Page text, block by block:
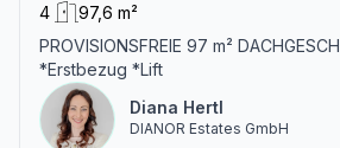
4
97,6 m²
PROVISIONSFREIE 97 m²
*Erstbezug *Lift
Diana Hertl
DIANOR Estates GmbH